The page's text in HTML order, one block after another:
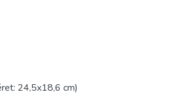
24,5x18,6 cm)